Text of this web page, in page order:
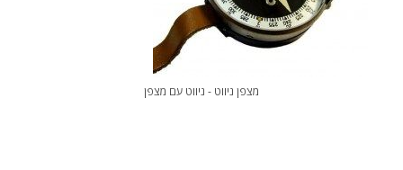
מצפן ניווט - ניווט עם מצפן